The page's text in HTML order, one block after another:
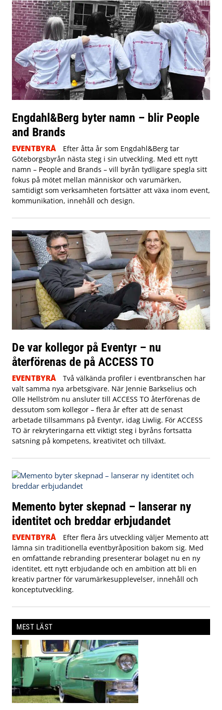
Engdahl&Berg byter namn – blir People
and Brands
EVENTBYRÅ
Efter åtta år som Engdahl&Berg tar
Göteborgsbyrån nästa steg i sin utveckling. Med ett nytt
namn – People and Brands – vill byrån tydligare spegla sitt
fokus på mötet mellan människor och varumärken,
samtidigt som verksamheten fortsätter att växa inom event,
kommunikation, innehåll och design.
De var kollegor på Eventyr – nu
återförenas de på ACCESS TO
EVENTBYRÅ
Två välkända profiler i eventbranschen har
valt samma nya arbetsgivare. När Jennie Barkselius och
Olle Hellström nu ansluter till ACCESS TO återförenas de
dessutom som kollegor – flera år efter att de senast
arbetade tillsammans på Eventyr, idag Liwlig. För ACCESS
TO är rekryteringarna ett viktigt steg i byråns fortsatta
satsning på kompetens, kreativitet och tillväxt.
Memento byter skepnad – lanserar ny
identitet och breddar erbjudandet
EVENTBYRÅ
Efter flera års utveckling väljer Memento att
lämna sin traditionella eventbyråposition bakom sig. Med
en omfattande rebranding presenterar bolaget nu en ny
identitet, ett nytt erbjudande och en ambition att bli en
kreativ partner för varumärkesupplevelser, innehåll och
konceptutveckling.
MEST LÄST